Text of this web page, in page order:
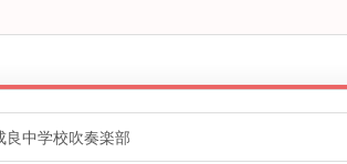
良中学校吹奏楽部